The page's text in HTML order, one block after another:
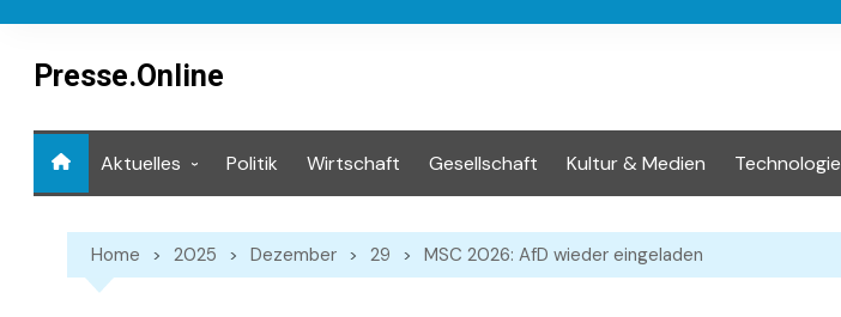
contentPresse.Online
Aktuelles Politik Wirtschaft Gesellschaft Kultur & Medien Technologie
Home 2025 Dezember 29 MSC 2026: AfD wieder eingeladen